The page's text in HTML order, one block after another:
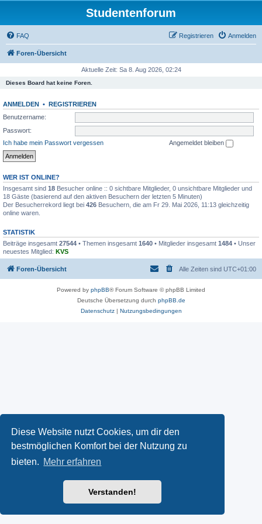
Diese Website nutzt Cookies, um dir den
bestmöglichen Komfort bei der Nutzung zu
bieten. Mehr erfahren
Verstanden!
Studentenforum
FAQ Anmelden
Registrieren
Foren-Übersicht
Aktuelle Zeit: Sa 8. Aug 2026, 02:24
Dieses Board hat keine Foren.
ANMELDEN • REGISTRIEREN
Benutzername:
Passwort:
Ich habe mein Passwort vergessen
Angemeldet bleiben
WER IST ONLINE?
Insgesamt sind 18 Besucher online :: 0 sichtbare Mitglieder, 0 unsichtbare Mitglieder und
18 Gäste (basierend auf den aktiven Besuchern der letzten 5 Minuten)
Der Besucherrekord liegt bei 426 Besuchern, die am Fr 29. Mai 2026, 11:13 gleichzeitig
online waren.
STATISTIK
Beiträge insgesamt 27544 • Themen insgesamt 1640 • Mitglieder insgesamt 1484 • Unser
neuestes Mitglied: KVS
Foren-Übersicht Alle Zeiten sind UTC+01:00
Powered by phpBB® Forum Software © phpBB Limited
Deutsche Übersetzung durch phpBB.de
Datenschutz| Nutzungsbedingungen